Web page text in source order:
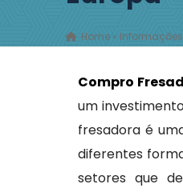
Home » Informações
Compro
um
fresadora é
diferentes
setores que